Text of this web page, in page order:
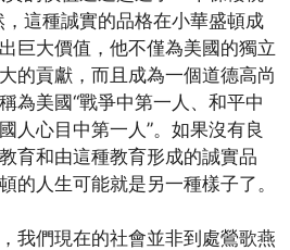
，這種誠實的品格在小華盛頓成
巨大價值，他不僅為美國的獨立
的貢獻，而且成為一個道德高尚
為美國“戰爭中第一人、和平中
人心目中第一人”。如果沒有良
育和由這種教育形成的誠實品
的人生可能就是另一種樣子了。
我們現在的社會並非到處鶯歌燕